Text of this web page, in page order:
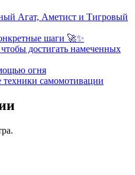
Агат, Аметист и Тигровый
шаги 🚀✨
достигать намеченных
огня
самомотивации